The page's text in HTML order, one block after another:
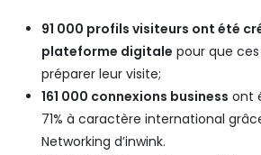
91 000 profils visiteurs ont été
plateforme digitale pour que
préparer leur visite;
161 000 connexions business ont
71% à caractère international
Networking d’inwink.